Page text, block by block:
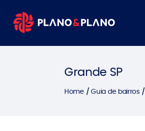
Grande SP
Home Guia de bairros